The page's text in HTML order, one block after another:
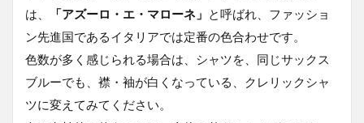
は、
「アズーロ・エ・マローネ」
と呼ばれ、ファッショ
ン先進国であるイタリアでは定番の色合わせです。
色数が多く感じられる場合は、シャツを、同じサックス
ブルーでも、襟・袖が白くなっている、クレリックシャ
ツに変えてみてください。